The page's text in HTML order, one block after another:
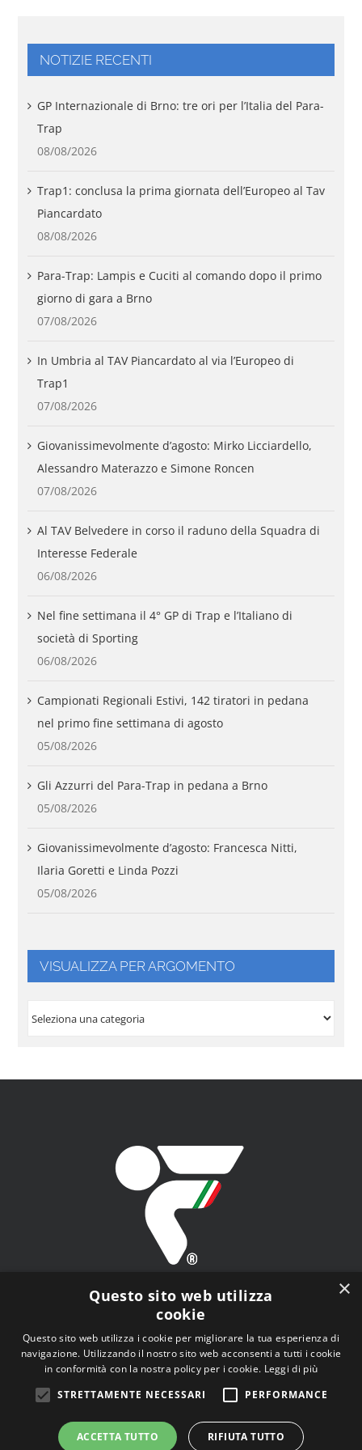
NOTIZIE RECENTI
GP Internazionale di Brno: tre ori per l’Italia del Para-
Trap
08/08/2026
Trap1: conclusa la prima giornata dell’Europeo al Tav
Piancardato
08/08/2026
Para-Trap: Lampis e Cuciti al comando dopo il primo
giorno di gara a Brno
07/08/2026
In Umbria al TAV Piancardato al via l’Europeo di
Trap1
07/08/2026
Giovanissimevolmente d’agosto: Mirko Licciardello,
Alessandro Materazzo e Simone Roncen
07/08/2026
Al TAV Belvedere in corso il raduno della Squadra di
Interesse Federale
06/08/2026
Nel fine settimana il 4° GP di Trap e l’Italiano di
società di Sporting
06/08/2026
Campionati Regionali Estivi, 142 tiratori in pedana
nel primo fine settimana di agosto
05/08/2026
Gli Azzurri del Para-Trap in pedana a Brno
05/08/2026
Giovanissimevolmente d’agosto: Francesca Nitti,
Ilaria Goretti e Linda Pozzi
05/08/2026
VISUALIZZA PER ARGOMENTO
FITAV - Federazione Italiana Tiro a Volo - Viale Tiziano
n.74, 00196 Roma (RM)
×
Questo sito web utilizza
cookie
Questo sito web utilizza i cookie per migliorare la tua esperienza di
navigazione. Utilizzando il nostro sito web acconsenti a tutti i cookie
in conformità con la nostra policy per i cookie. Leggi di più
STRETTAMENTE NECESSARI
PERFORMANCE
ACCETTA TUTTO RIFIUTA TUTTO